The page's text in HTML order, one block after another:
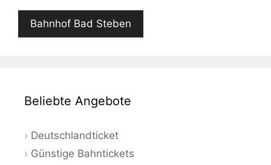
Bahnhof Bad Steben
Beliebte Angebote
Deutschlandticket
Günstige Bahntickets